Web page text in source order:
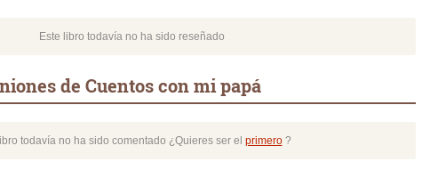
Este libro todavía no ha sido reseñado
de Cuentos con mi papá
todavía no ha sido comentado ¿Quieres ser el primero?